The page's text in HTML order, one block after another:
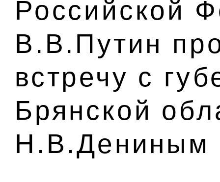
Российской
В.В.Путин
встречу с
Брянской
Н.В.Дениным